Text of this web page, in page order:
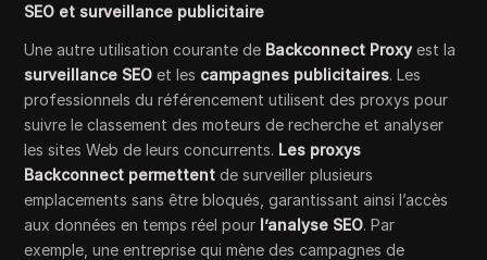
SEO et surveillance publicitaire
Une autre utilisation courante de Backconnect Proxyest la
surveillance SEO et les campagnes publicitaires. Les
professionnels du référencement utilisent des proxys pour
suivre le classement des moteurs de recherche et analyser
les sites Web de leurs concurrents. Les proxys
Backconnect permettent de surveiller plusieurs
emplacements sans être bloqués, garantissant ainsi l’accès
aux données en temps réel pour l’analyse SEO. Par
exemple, une entreprise qui mène des campagnes de